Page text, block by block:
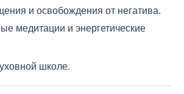
и освобождения от негатива.
медитации и энергетические
школе.